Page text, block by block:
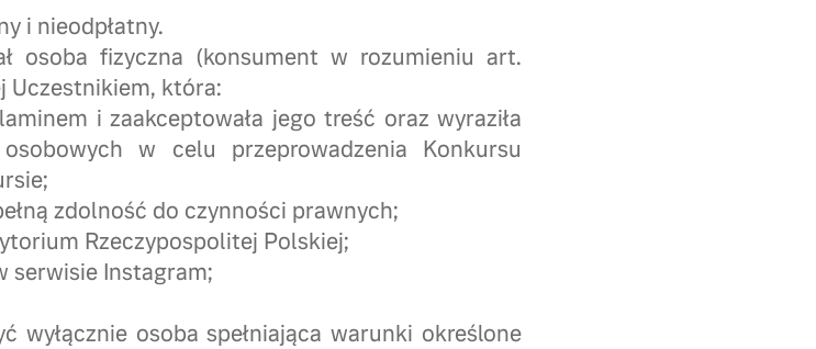
i nieodpłatny.
osoba fizyczna (konsument w rozumieniu art.
Uczestnikiem, która:
i zaakceptowała jego treść oraz wyraziła
w celu przeprowadzenia Konkursu
zdolność do czynności prawnych;
Rzeczypospolitej Polskiej;
serwisie Instagram;
wyłącznie osoba spełniająca warunki określone